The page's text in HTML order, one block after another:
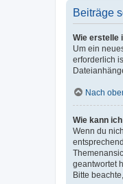
Beiträge
Wie erstelle
Um ein
erforderlich
Nach
Wie kann
Wenn du
geantwortet
Bitte